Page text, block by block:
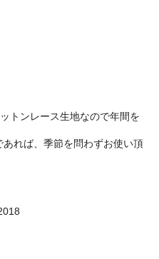
トンレース生地なので年間を
れば、季節を問わずお使い頂